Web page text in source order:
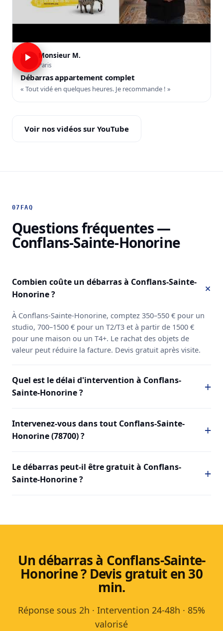
M Monsieur M.
Paris
Débarras appartement complet
« Tout vidé en quelques heures. Je recommande ! »
Voir nos vidéos sur YouTube
07 FAQ
Questions fréquentes —
Conflans-Sainte-Honorine
Combien coûte un débarras à Conflans-Sainte-
Honorine ?
À Conflans-Sainte-Honorine, comptez 350–550 € pour un
studio, 700–1500 € pour un T2/T3 et à partir de 1500 €
pour une maison ou un T4+. Le rachat des objets de
valeur peut réduire la facture. Devis gratuit après visite.
Quel est le délai d'intervention à Conflans-
Sainte-Honorine ?
Intervenez-vous dans tout Conflans-Sainte-
Honorine (78700) ?
Le débarras peut-il être gratuit à Conflans-
Sainte-Honorine ?
Un débarras à Conflans-Sainte-
Honorine ? Devis gratuit en 30
min.
Réponse sous 2h · Intervention 24-48h · 85%
valorisé